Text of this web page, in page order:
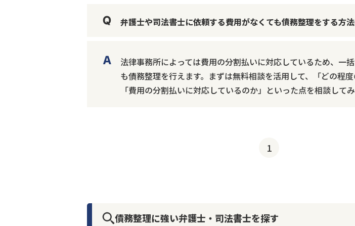
弁護士や司法書士に依頼する費用がなくても債務整理をする方
法律事務所によっては費用の分割払いに対応しているため、一
も債務整理を行えます。まずは無料相談を活用して、「どの程度
「費用の分割払いに対応しているのか」といった点を相談して
1
債務整理に強い弁護士・司法書士を探す